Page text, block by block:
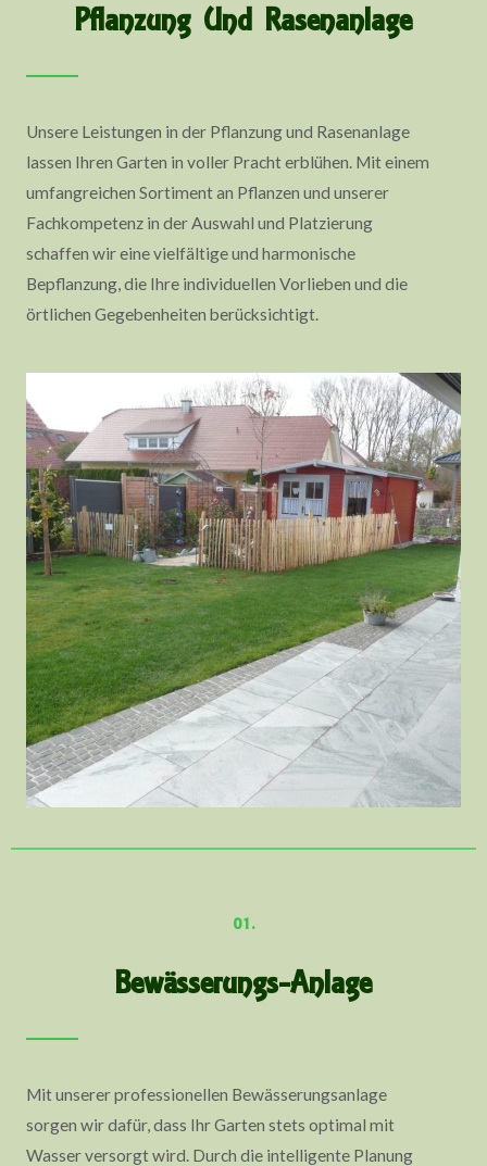
Pflanzung Und Rasenanlage
Unsere Leistungen in der Pflanzung und Rasenanlage
lassen Ihren Garten in voller Pracht erblühen. Mit einem
umfangreichen Sortiment an Pflanzen und unserer
Fachkompetenz in der Auswahl und Platzierung
schaffen wir eine vielfältige und harmonische
Bepflanzung, die Ihre individuellen Vorlieben und die
örtlichen Gegebenheiten berücksichtigt.
01.
Bewässerungs-Anlage
Mit unserer professionellen Bewässerungsanlage
sorgen wir dafür, dass Ihr Garten stets optimal mit
Wasser versorgt wird. Durch die intelligente Planung